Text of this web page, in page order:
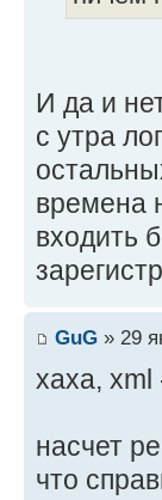
И да и
с утра
времена
входить
GuG » 29
хаха, xml
насчет
что